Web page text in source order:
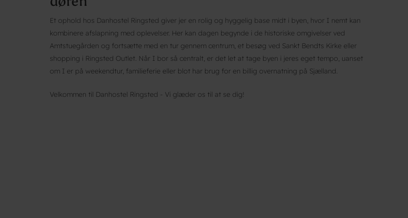
Et ophold hos Danhostel Ringsted giver jer en rolig og hyggelig base midt i byen, hvor I nemt kan
kombinere afslapning med oplevelser. Her kan dagen begynde i de historiske omgivelser ved
Amtstuegården og fortsætte med en tur gennem centrum, et besøg ved Sankt Bendts Kirke eller
shopping i Ringsted Outlet. Når I bor så centralt, er det let at tage byen i jeres eget tempo, uanset
om I er på weekendtur, familieferie eller blot har brug for en billig overnatning på Sjælland.
Velkommen til Danhostel Ringsted - Vi glæder os til at se dig!